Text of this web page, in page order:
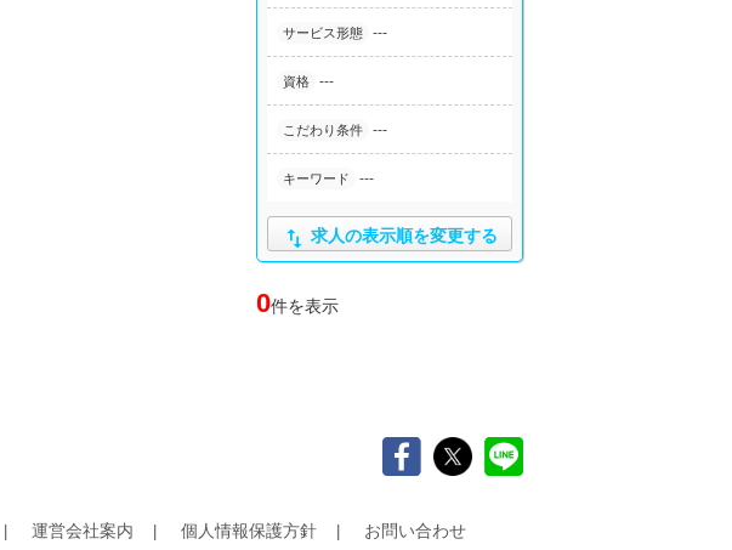
サービス形態 ---
資格 ---
こだわり条件 ---
キーワード ---
 求人の表示順を変更する
0件を表示
運営会社案内 個人情報保護方針 お問い合わせ